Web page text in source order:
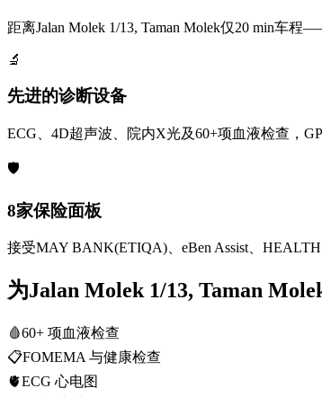
距离Jalan Molek 1/13, Taman Molek仅20 min车
🔬
先进的诊断设备
ECG、4D超声波、院内X光及60+项血液检查，GP
🛡️
8家保险面板
接受MAY BANK(ETIQA)、eBen Assist、
为Jalan Molek 1/13, Taman
🩸60+ 项血液检查
📋FOMEMA 与健康检查
🫀ECG 心电图